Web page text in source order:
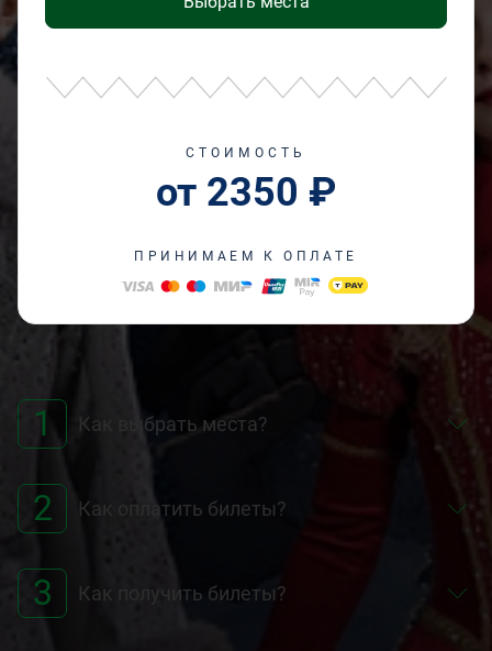
СТОИМОСТЬ
от 2350 ₽
ПРИНИМАЕМ К ОПЛАТЕ
1 Как выбрать места?
2 Как оплатить билеты?
3 Как получить билеты?